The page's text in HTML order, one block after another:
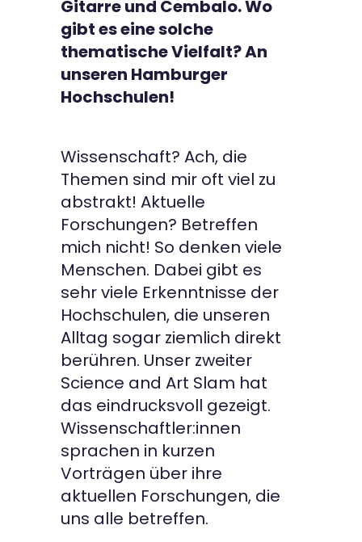
Gitarre und Cembalo. Wo
gibt es eine solche
thematische Vielfalt? An
unseren Hamburger
Hochschulen!
Wissenschaft? Ach, die
Themen sind mir oft viel zu
abstrakt! Aktuelle
Forschungen? Betreffen
mich nicht! So denken viele
Menschen. Dabei gibt es
sehr viele Erkenntnisse der
Hochschulen, die unseren
Alltag sogar ziemlich direkt
berühren. Unser zweiter
Science and Art Slam hat
das eindrucksvoll gezeigt.
Wissenschaftler:innen
sprachen in kurzen
Vorträgen über ihre
aktuellen Forschungen, die
uns alle betreffen.